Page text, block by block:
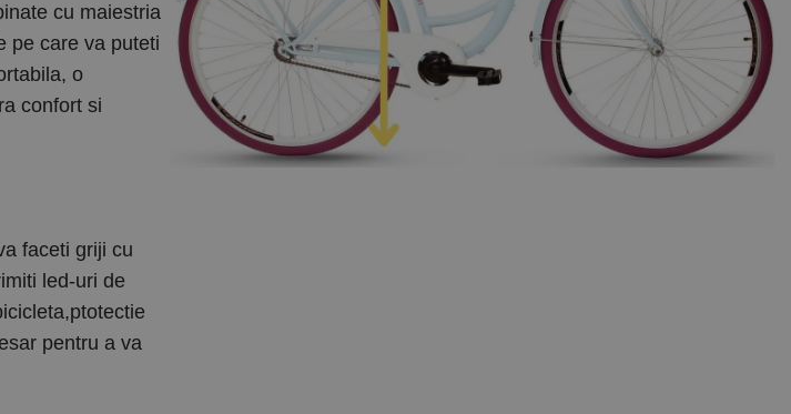
cu maiestria
pe care va puteti
o
confort si
faceti griji cu
led-uri de
pentru a va